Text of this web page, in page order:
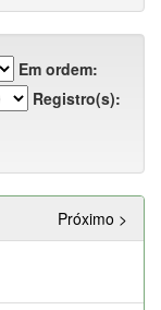
Em ordem:
Registro(s):
Próximo >